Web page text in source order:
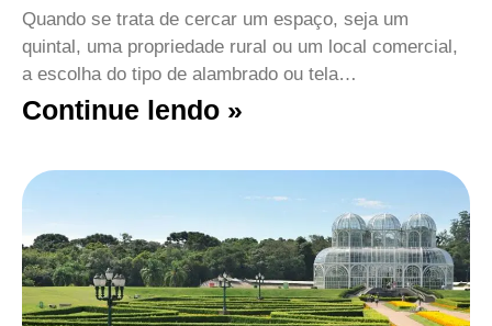
Quando se trata de cercar um espaço, seja um
quintal, uma propriedade rural ou um local comercial,
a escolha do tipo de alambrado ou tela…
Continue lendo »